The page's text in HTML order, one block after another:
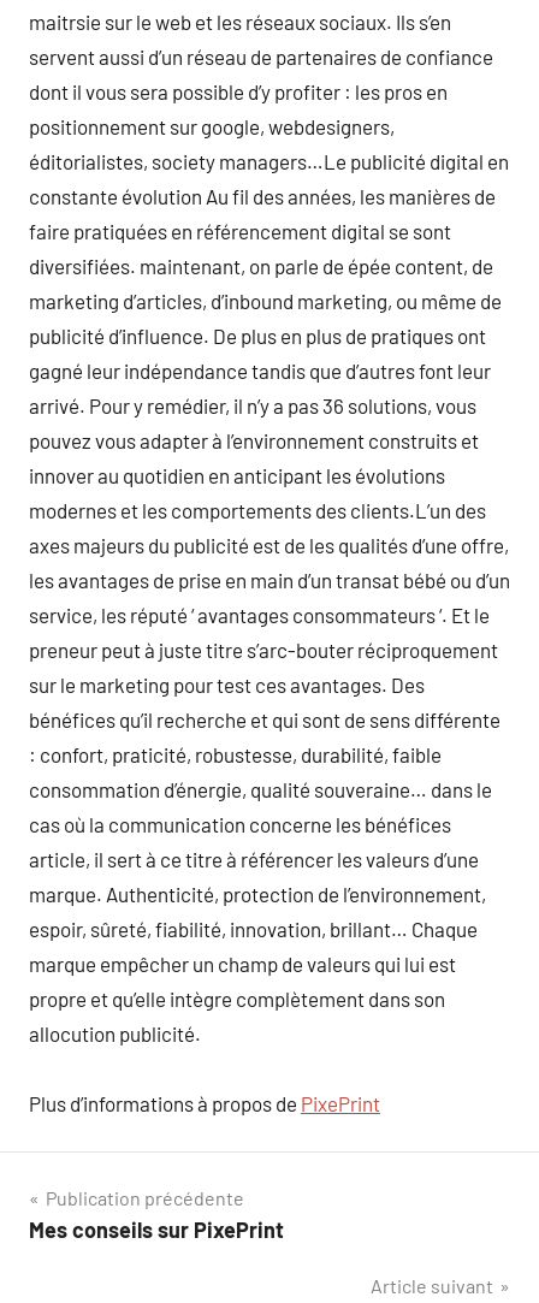
maitrsie sur le web et les réseaux sociaux. Ils s’en
servent aussi d’un réseau de partenaires de confiance
dont il vous sera possible d’y profiter : les pros en
positionnement sur google, webdesigners,
éditorialistes, society managers…Le publicité digital en
constante évolution Au fil des années, les manières de
faire pratiquées en référencement digital se sont
diversifiées. maintenant, on parle de épée content, de
marketing d’articles, d’inbound marketing, ou même de
publicité d’influence. De plus en plus de pratiques ont
gagné leur indépendance tandis que d’autres font leur
arrivé. Pour y remédier, il n’y a pas 36 solutions, vous
pouvez vous adapter à l’environnement construits et
innover au quotidien en anticipant les évolutions
modernes et les comportements des clients.L’un des
axes majeurs du publicité est de les qualités d’une offre,
les avantages de prise en main d’un transat bébé ou d’un
service, les réputé ‘ avantages consommateurs ‘. Et le
preneur peut à juste titre s’arc-bouter réciproquement
sur le marketing pour test ces avantages. Des
bénéfices qu’il recherche et qui sont de sens différente
: confort, praticité, robustesse, durabilité, faible
consommation d’énergie, qualité souveraine… dans le
cas où la communication concerne les bénéfices
article, il sert à ce titre à référencer les valeurs d’une
marque. Authenticité, protection de l’environnement,
espoir, sûreté, fiabilité, innovation, brillant… Chaque
marque empêcher un champ de valeurs qui lui est
propre et qu’elle intègre complètement dans son
allocution publicité.
Plus d’informations à propos de PixePrint
Navigation
de
Publication précédente
Mes conseils sur PixePrint
Article suivant